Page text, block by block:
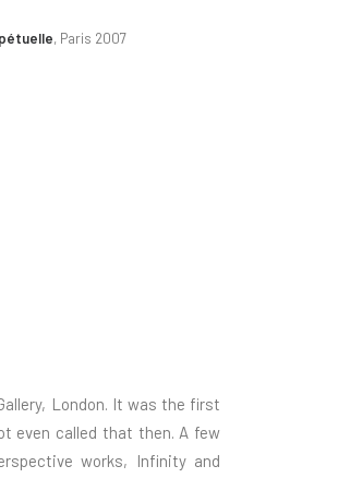
, Paris 2007
London. It was the first
even called that then. A few
works, Infinity and